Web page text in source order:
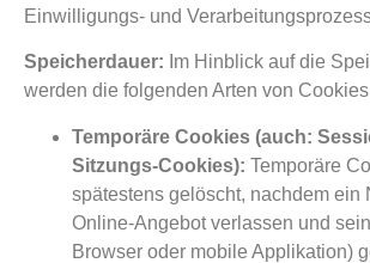
Einwilligungs- und
Speicherdauer: Im Hinblick auf die
werden die folgenden Arten von
Temporäre Cookies (auch:
Sitzungs-Cookies): Temporäre
spätestens gelöscht, nachdem ein
Online-Angebot verlassen und
Browser oder mobile Applikation)